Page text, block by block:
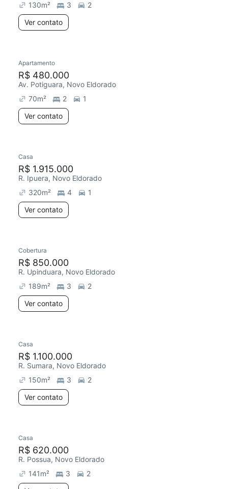
130m² 3
2
Ver contato
Redecorar
Apartamento
R$ 480.000
Av. Potiguara, Novo Eldorado
70m² 2
1
Ver contato
Casa
R$ 1.915.000
R. Ipuera, Novo Eldorado
320m² 4
1
Ver contato
Cobertura
R$ 850.000
R. Upinduara, Novo Eldorado
189m² 3
2
Ver contato
Casa
R$ 1.100.000
R. Sumara, Novo Eldorado
150m² 3
2
Ver contato
Casa
R$ 620.000
R. Possua, Novo Eldorado
141m² 3
2